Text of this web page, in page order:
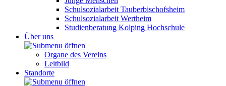
Schulsozialarbeit Tauberbischofsheim
Schulsozialarbeit Wertheim
Studienberatung Kolping Hochschule
Über uns
Organe des Vereins
Leitbild
Standorte